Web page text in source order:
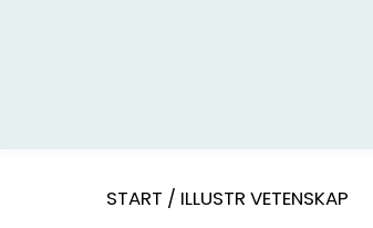
START / ILLUSTR VETENSKAP